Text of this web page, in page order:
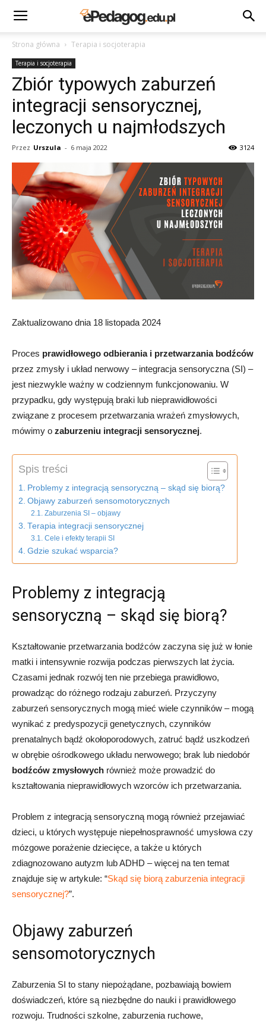
Strona główna Terapia i socjoterapia
Terapia i socjoterapia
Zbiór typowych zaburzeń
integracji sensorycznej,
leczonych u najmłodszych
Przez Urszula - 6 maja 2022 3124
Zaktualizowano dnia 18 listopada 2024
Proces prawidłowego odbierania i przetwarzania bodźców
przez zmysły i układ nerwowy – integracja sensoryczna (SI) –
jest niezwykle ważny w codziennym funkcjonowaniu. W
przypadku, gdy występują braki lub nieprawidłowości
związane z procesem przetwarzania wrażeń zmysłowych,
mówimy o zaburzeniu integracji sensorycznej.
Spis treści
Problemy z integracją sensoryczną – skąd się biorą?
Objawy zaburzeń sensomotorycznych
Zaburzenia SI – objawy
Terapia integracji sensorycznej
Cele i efekty terapii SI
Gdzie szukać wsparcia?
Problemy z integracją
sensoryczną – skąd się biorą?
Kształtowanie przetwarzania bodźców zaczyna się już w łonie
matki i intensywnie rozwija podczas pierwszych lat życia.
Czasami jednak rozwój ten nie przebiega prawidłowo,
prowadząc do różnego rodzaju zaburzeń. Przyczyny
zaburzeń sensorycznych mogą mieć wiele czynników – mogą
wynikać z predyspozycji genetycznych, czynników
prenatalnych bądź okołoporodowych, zatruć bądź uszkodzeń
w obrębie ośrodkowego układu nerwowego; brak lub niedobór
bodźców zmysłowych również może prowadzić do
kształtowania nieprawidłowych wzorców ich przetwarzania.
Problem z integracją sensoryczną mogą również przejawiać
dzieci, u których występuje niepełnosprawność umysłowa czy
mózgowe porażenie dziecięce, a także u których
zdiagnozowano autyzm lub ADHD – więcej na ten temat
znajduje się w artykule: “Skąd się biorą zaburzenia integracji
sensorycznej?”.
Objawy zaburzeń
sensomotorycznych
Zaburzenia SI to stany niepożądane, pozbawiają bowiem
doświadczeń, które są niezbędne do nauki i prawidłowego
rozwoju. Trudności szkolne, zaburzenia ruchowe,